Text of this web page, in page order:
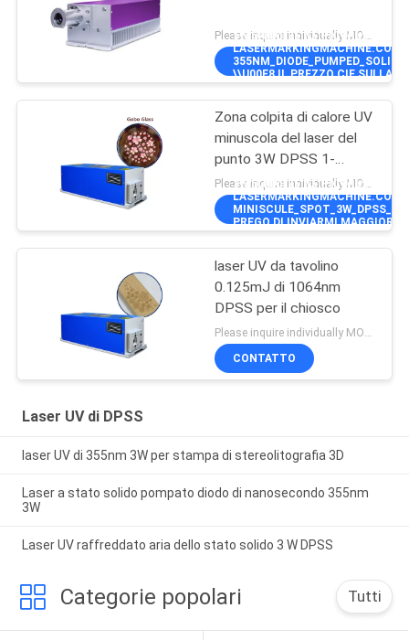
5W@40KHZ\"]],\"PICURL\":\"\\/
\\U00E8 IL PREZZO CIF SULLA
POMPATO DIODO
Zona colpita di calore UV
minuscola del laser del
punto 3W DPSS 1-
150KHz
Please inquire individually MOQ:1
3W@30KHZ\"]],\"PICURL\":\"\\/
PREGO DI INVIARMI MAGGIORI
MINUSCOLA DEL LASER DEL
laser UV da tavolino
0.125mJ di 1064nm
DPSS per il chiosco
Please inquire individually MOQ:1
CONTATTO
Laser UV di DPSS
laser UV di 355nm 3W per stampa di stereolitografia 3D
Laser a stato solido pompato diodo di nanosecondo 355nm
3W
Laser UV raffreddato aria dello stato solido 3 W DPSS
Categorie popolari Tutti